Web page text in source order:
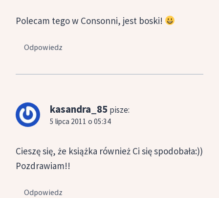
Polecam tego w Consonni, jest boski!
Odpowiedz
kasandra_85 pisze:
5 lipca 2011 o 05:34
Cieszę się, że książka również Ci się spodobała:))
Pozdrawiam!!
Odpowiedz